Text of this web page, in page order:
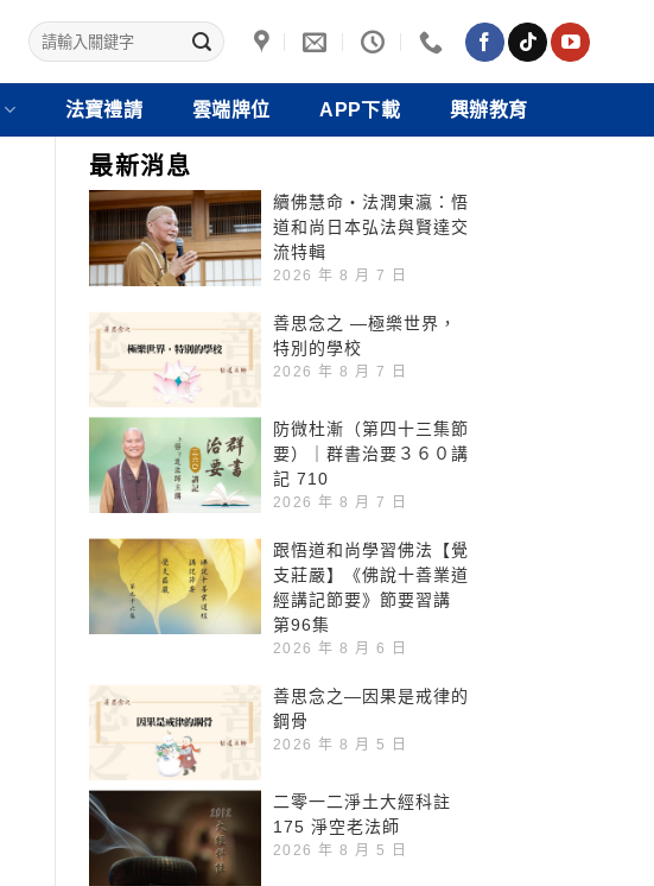
法寶禮請 雲端牌位 APP下載 興辦教育
最新消息
續佛慧命‧法潤東瀛：悟
道和尚日本弘法與賢達交
流特輯
2026 年 8 月 7 日
善思念之 —極樂世界，
特別的學校
2026 年 8 月 7 日
防微杜漸（第四十三集節
要）｜群書治要３６０講
記 710
2026 年 8 月 7 日
跟悟道和尚學習佛法【覺
支莊嚴】《佛說十善業道
經講記節要》節要習講
第96集
2026 年 8 月 6 日
善思念之—因果是戒律的
鋼骨
2026 年 8 月 5 日
二零一二淨土大經科註
175 淨空老法師
2026 年 8 月 5 日